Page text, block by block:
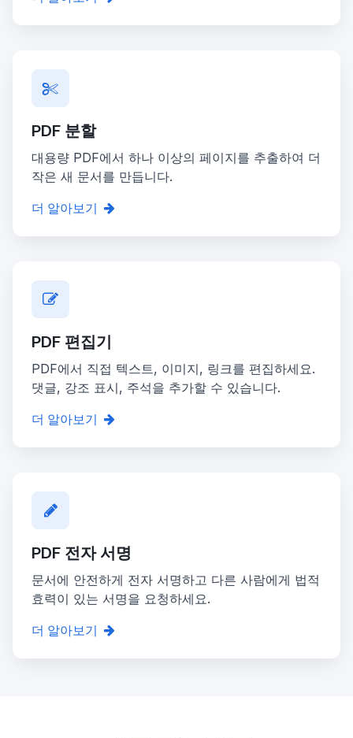
PDF 분할
대용량 PDF에서 하나 이상의 페이지를 추출하여 더
작은 새 문서를 만듭니다.
더 알아보기
PDF 편집기
PDF에서 직접 텍스트, 이미지, 링크를 편집하세요.
댓글, 강조 표시, 주석을 추가할 수 있습니다.
더 알아보기
PDF 전자 서명
문서에 안전하게 전자 서명하고 다른 사람에게 법적
효력이 있는 서명을 요청하세요.
더 알아보기